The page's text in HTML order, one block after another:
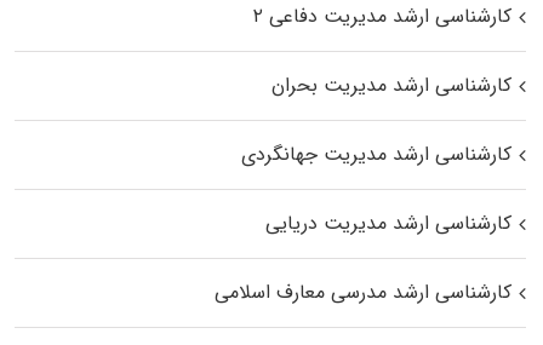
کارشناسی ارشد مدیریت دفاعی ۲
کارشناسی ارشد مدیریت بحران
کارشناسی ارشد مدیریت جهانگردی
کارشناسی ارشد مدیریت دریایی
کارشناسی ارشد مدرسی معارف اسلامی